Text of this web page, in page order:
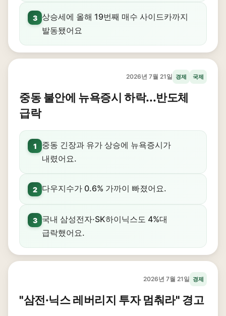
3 상승세에 올해 19번째 매수 사이드카까지
발동됐어요
2026년 7월 21일 경제 국제
중동 불안에 뉴욕증시 하락...반도체
급락
1
중동 긴장과 유가 상승에 뉴욕증시가
내렸어요.
2 다우지수가 0.6% 가까이 빠졌어요.
3
국내 삼성전자·SK하이닉스도 4%대
급락했어요.
2026년 7월 21일 경제
"삼전·닉스 레버리지 투자 멈춰라" 경고